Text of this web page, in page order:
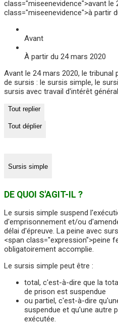
class="miseenevidence">avant
class="miseenevidence">à partir
Avant
À partir du 24 mars 2020
Avant le 24 mars 2020, le
de sursis : le sursis simple, le
sursis avec travail d'intérêt
Tout replier
Tout déplier
Sursis simple
DE QUOI S'AGIT-IL ?
Le sursis simple suspend
d'emprisonnement et/ou
délai d'épreuve. La peine avec
<span class="expression">peine
obligatoirement accomplie.
Le sursis simple peut être :
total, c'est-à-dire que la
de prison est suspendue
ou partiel, c'est-à-dire
suspendue et qu'une autre
exécutée.